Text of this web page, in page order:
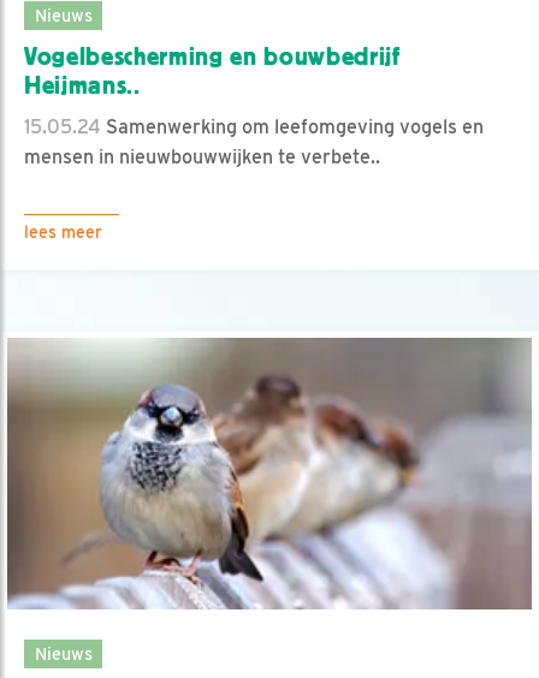
Nieuws
Vogelbescherming en bouwbedrijf
Heijmans..
15.05.24 Samenwerking om leefomgeving vogels en
mensen in nieuwbouwwijken te verbete..
lees meer
Nieuws